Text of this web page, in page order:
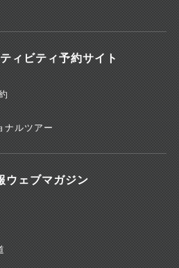
ィビティ予約サイト
ナルツアー
ウェブマガジン